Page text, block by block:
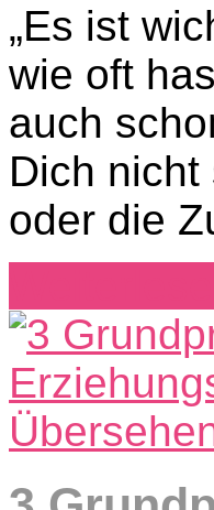
„Es ist
wie oft
auch
Dich
oder die